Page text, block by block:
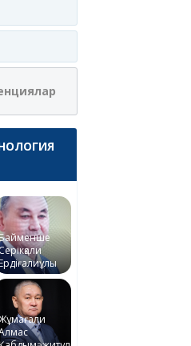
Байменше
Ердіғалиұлы